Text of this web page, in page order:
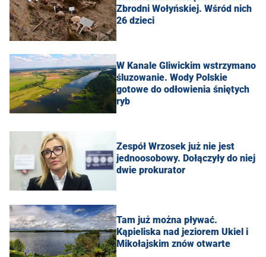
Zbrodni Wołyńskiej. Wśród nich
26 dzieci
W Kanale Gliwickim wstrzymano
śluzowanie. Wody Polskie
gotowe do odłowienia śniętych
ryb
Zespół Wrzosek już nie jest
jednoosobowy. Dołączyły do niej
dwie prokurator
Tam już można pływać.
Kąpieliska nad jeziorem Ukiel i
Mikołajskim znów otwarte